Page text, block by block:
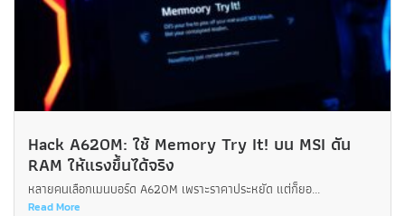
Hack A620M: ใช้ Memory Try It! บน MSI ดัน
RAM ให้แรงขึ้นได้จริง
หลายคนเลือกเมนบอร์ด A620M เพราะราคาประหยัด แต่ก็ยอ...
Read More